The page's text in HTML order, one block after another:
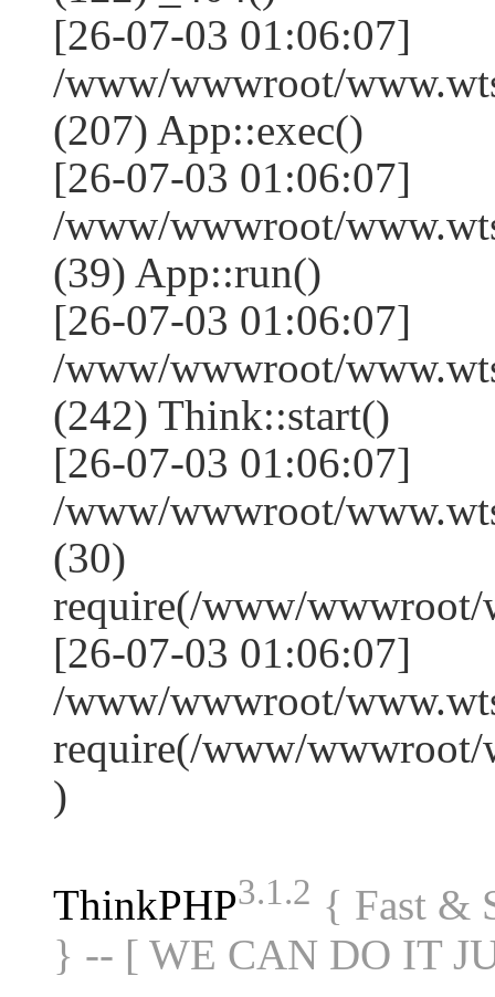
[26-07-03 01:06:07]
/www/wwwroot/
(207) App::exec()
[26-07-03 01:06:07]
/www/wwwroot/
(39) App::run()
[26-07-03 01:06:07]
/www/wwwroot/
(242) Think::start()
[26-07-03 01:06:07]
/www/wwwroot/
(30)
require(/www/wwwroot/
[26-07-03 01:06:07]
/www/wwwroot/
require(/www/wwwroot/
)
ThinkPHP3.1.2 { Fast &
} -- [ WE CAN DO IT